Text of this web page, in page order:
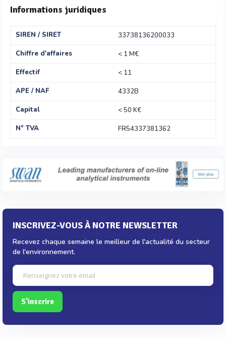
Informations juridiques
SIREN / SIRET
33738136200033
Chiffre d'affaires
< 1 M€
Effectif
< 11
APE / NAF
4332B
Capital
< 50 K€
N° TVA
FR54337381362
INSCRIVEZ-VOUS À NOTRE NEWSLETTER
Recevez chaque semaine le meilleur de l'actualité du secteur
de l'environnement.
S'inscrire